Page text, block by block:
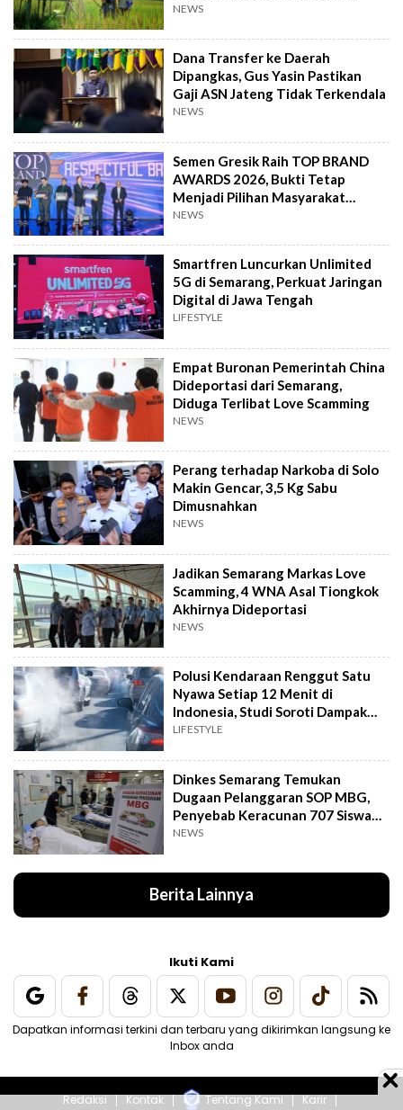
NEWS
Dana Transfer ke Daerah
Dipangkas, Gus Yasin Pastikan
Gaji ASN Jateng Tidak Terkendala
NEWS
Semen Gresik Raih TOP BRAND
AWARDS 2026, Bukti Tetap
Menjadi Pilihan Masyarakat
Indonesia
NEWS
Smartfren Luncurkan Unlimited
5G di Semarang, Perkuat Jaringan
Digital di Jawa Tengah
LIFESTYLE
Empat Buronan Pemerintah China
Dideportasi dari Semarang,
Diduga Terlibat Love Scamming
NEWS
Perang terhadap Narkoba di Solo
Makin Gencar, 3,5 Kg Sabu
Dimusnahkan
NEWS
Jadikan Semarang Markas Love
Scamming, 4 WNA Asal Tiongkok
Akhirnya Dideportasi
NEWS
Polusi Kendaraan Renggut Satu
Nyawa Setiap 12 Menit di
Indonesia, Studi Soroti Dampak
Seriusnya
LIFESTYLE
Dinkes Semarang Temukan
Dugaan Pelanggaran SOP MBG,
Penyebab Keracunan 707 Siswa
Masih Diteliti
NEWS
Berita Lainnya
Ikuti Kami
Dapatkan informasi terkini dan terbaru yang dikirimkan langsung ke
Inbox anda
Redaksi Kontak Tentang Kami Karir